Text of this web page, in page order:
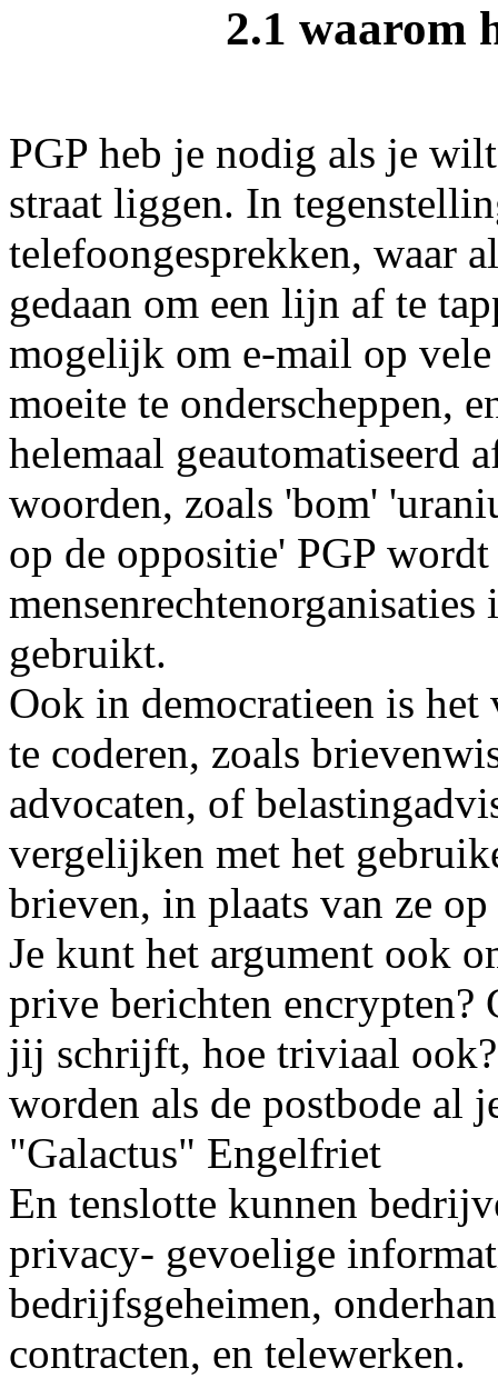
2.1 waarom
PGP heb je nodig als je
straat liggen. In
telefoongesprekken, waar
gedaan om een lijn af te
mogelijk om e-mail op
moeite te onderscheppen,
helemaal geautomatiseerd
woorden, zoals 'bom'
op de oppositie' PGP
gebruikt.
Ook in democratieen is het
te coderen, zoals
advocaten, of
vergelijken met het
brieven, in plaats van ze
Je kunt het argument ook
prive berichten encrypten?
jij schrijft, hoe triviaal
worden als de postbode al
"Galactus" Engelfriet
En tenslotte kunnen
privacy- gevoelige
bedrijfsgeheimen,
contracten, en telewerken.